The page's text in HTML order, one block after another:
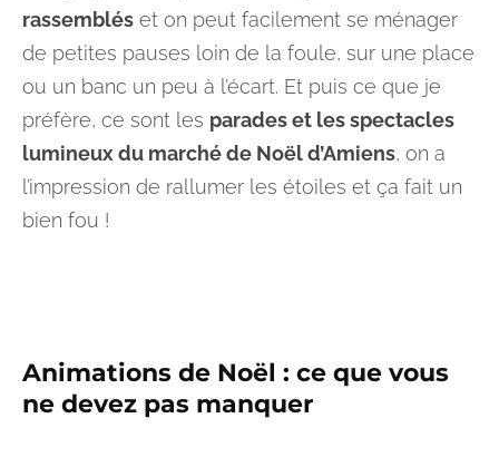
rassemblés et on peut facilement se ménager
de petites pauses loin de la foule, sur une place
ou un banc un peu à l’écart. Et puis ce que je
préfère, ce sont les parades et les spectacles
lumineux du marché de Noël d’Amiens, on a
l’impression de rallumer les étoiles et ça fait un
bien fou !
Animations de Noël : ce que vous
ne devez pas manquer